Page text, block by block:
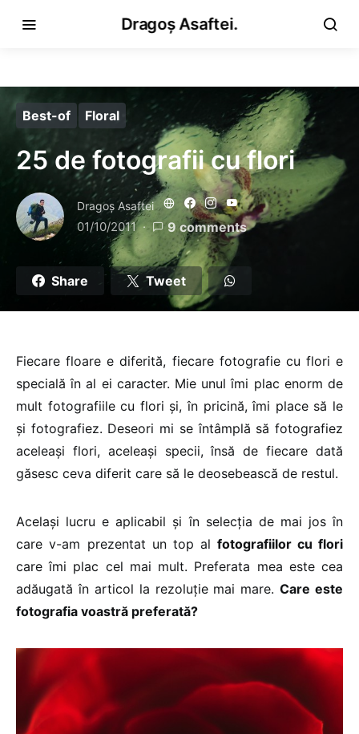
Dragoș Asaftei.
Best-of Floral
25 de fotografii cu flori
Dragoş Asaftei
01/10/2011 9 comments
Share Tweet
Fiecare floare e diferită, fiecare fotografie cu flori e
specială în al ei caracter. Mie unul îmi plac enorm de
mult fotografiile cu flori și, în pricină, îmi place să le
și fotografiez. Deseori mi se întâmplă să fotografiez
aceleași flori, aceleași specii, însă de fiecare dată
găsesc ceva diferit care să le deosebească de restul.
Același lucru e aplicabil și în selecția de mai jos în
care v-am prezentat un top al fotografiilor cu flori
care îmi plac cel mai mult. Preferata mea este cea
adăugată în articol la rezoluție mai mare.Care este
fotografia voastră preferată?